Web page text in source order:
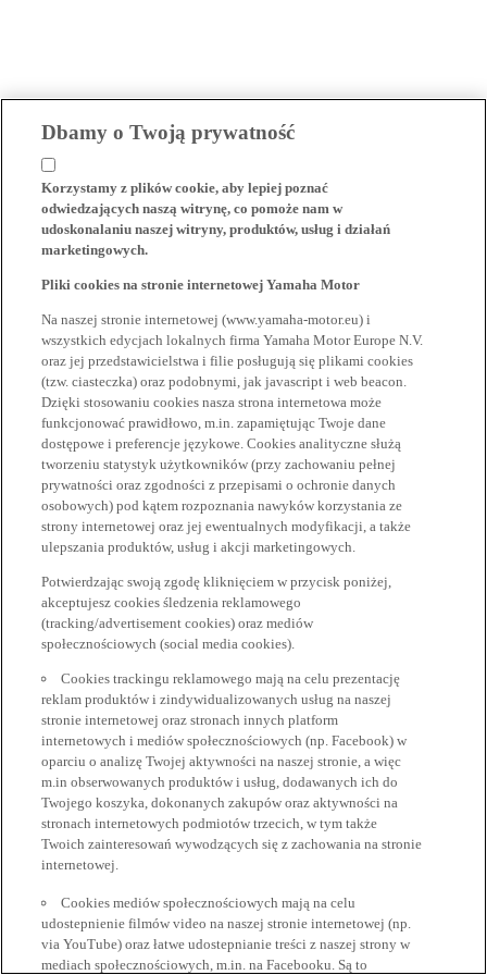
Dbamy o Twoją prywatność
Korzystamy z plików cookie, aby lepiej poznać
odwiedzających naszą witrynę, co pomoże nam w
udoskonalaniu naszej witryny, produktów, usług i działań
marketingowych.
Pliki cookies na stronie internetowej Yamaha Motor
Na naszej stronie internetowej (www.yamaha-motor.eu) i
wszystkich edycjach lokalnych firma Yamaha Motor Europe N.V.
oraz jej przedstawicielstwa i filie posługują się plikami cookies
(tzw. ciasteczka) oraz podobnymi, jak javascript i web beacon.
Dzięki stosowaniu cookies nasza strona internetowa może
funkcjonować prawidłowo, m.in. zapamiętując Twoje dane
dostępowe i preferencje językowe. Cookies analityczne służą
tworzeniu statystyk użytkowników (przy zachowaniu pełnej
prywatności oraz zgodności z przepisami o ochronie danych
osobowych) pod kątem rozpoznania nawyków korzystania ze
strony internetowej oraz jej ewentualnych modyfikacji, a także
ulepszania produktów, usług i akcji marketingowych.
Potwierdzając swoją zgodę kliknięciem w przycisk poniżej,
akceptujesz cookies śledzenia reklamowego
(tracking/advertisement cookies) oraz mediów
społecznościowych (social media cookies).
Cookies trackingu reklamowego mają na celu prezentację
reklam produktów i zindywidualizowanych usług na naszej
stronie internetowej oraz stronach innych platform
internetowych i mediów społecznościowych (np. Facebook) w
oparciu o analizę Twojej aktywności na naszej stronie, a więc
m.in obserwowanych produktów i usług, dodawanych ich do
Twojego koszyka, dokonanych zakupów oraz aktywności na
stronach internetowych podmiotów trzecich, w tym także
Twoich zainteresowań wywodzących się z zachowania na stronie
internetowej.
Cookies mediów społecznościowych mają na celu
udostepnienie filmów video na naszej stronie internetowej (np.
via YouTube) oraz łatwe udostepnianie treści z naszej strony w
mediach społecznościowych, m.in. na Facebooku. Są to